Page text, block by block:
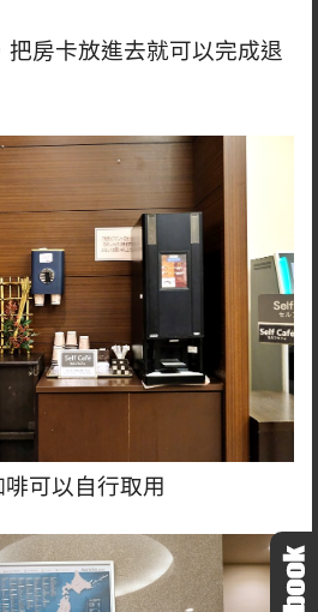
把房卡放進去就可以完成退
可以自行取用